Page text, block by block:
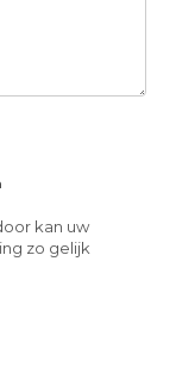
kan uw
zo gelijk